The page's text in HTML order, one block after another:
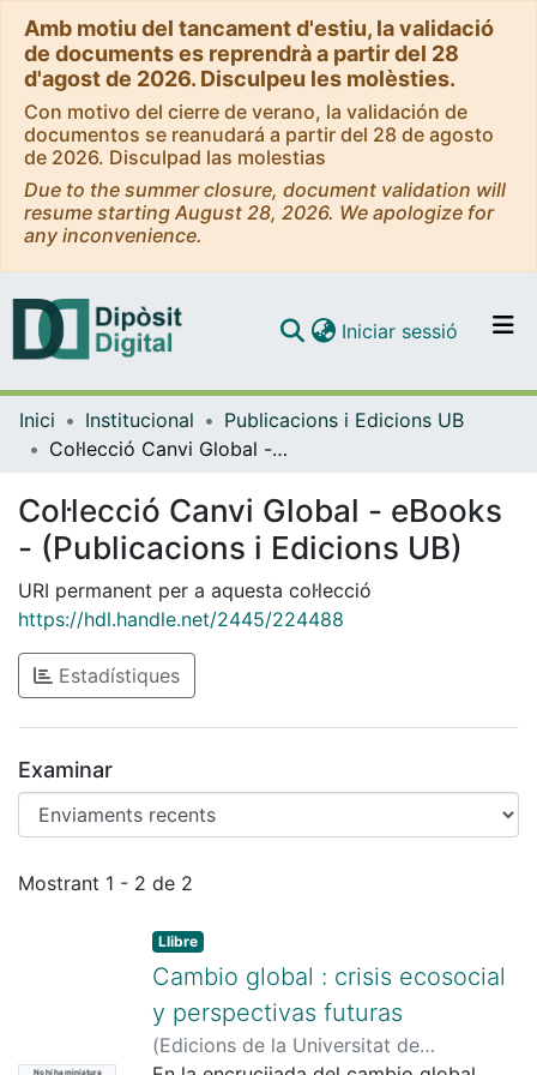
Amb motiu del tancament d'estiu, la validació
de documents es reprendrà a partir del 28
d'agost de 2026. Disculpeu les molèsties.
Con motivo del cierre de verano, la validación de
documentos se reanudará a partir del 28 de agosto
de 2026. Disculpad las molestias
Due to the summer closure, document validation will
resume starting August 28, 2026. We apologize for
any inconvenience.
Navega per tot el DD
Contacte
Iniciar sessió (current)
Inici Institucional
Publicacions i Edicions UB
Col·lecció Canvi Global - eBooks - (Publicacions i Edicions UB)
Col·lecció Canvi Global - eBooks
- (Publicacions i Edicions UB)
URI permanent per a aquesta col·lecció
https://hdl.handle.net/2445/224488
Estadístiques
Examinar
Enviaments recents
Mostrant 1 - 2 de 2
No hi ha miniatura
Llibre
Cambio global : crisis ecosocial
y perspectivas futuras
(Edicions de la Universitat de